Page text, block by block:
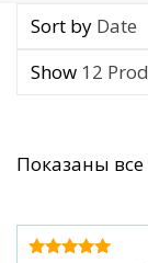
Sort by Date
Show 12
Показаны